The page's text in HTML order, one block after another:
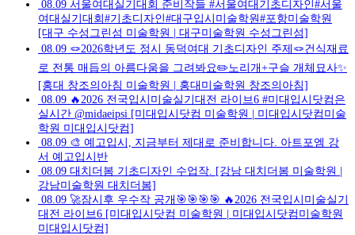
08.09 서울여대실기대회 준비작들 #서울여대기초디자인#서울
여대실기대회#기초디자인#대구입시미술학원#포항미술학원
[대구 수성그린섬 미술학원 | 대구미술학원 수성그린섬]
08.09 🪢2026학년도 정시 동덕여대 기초디자인 주제🪢건식재료
로 전통 매듭의 아름다움을 그려봐요✏️노리개+구슬 개체묘사✨
[홍대 창조의아침 미술학원 | 홍대미술학원 창조의아침]
08.09 🔥2026 전국입시미술실기대전 라이브6 #미대입시닷컴은
실시간 @midaeipsi [미대입시닷컴 미술학원 | 미대입시닷컴미술
학원 미대입시닷컴]
08.09 🎨 예고입시, 지금부터 제대로 준비합니다. 아트포엠 강
서 예고입시반
08.09 대치더봄 기초디자인 수업작. [강남 대치더봄 미술학원 |
강남미술학원 대치더봄]
08.09 🚀잠시후 우수작 공개🎯🎯🎯🎯 🔥2026 전국입시미술실기
대전 라이브6 [미대입시닷컴 미술학원 | 미대입시닷컴미술학원
미대입시닷컴]